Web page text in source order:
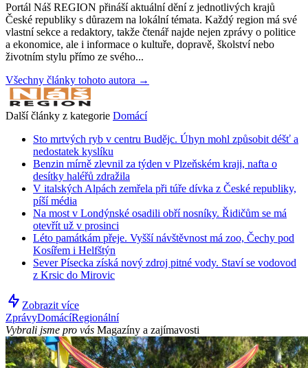
Portál Náš REGION přináší aktuální dění z jednotlivých krajů
České republiky s důrazem na lokální témata. Každý region má své
vlastní sekce a redaktory, takže čtenář najde nejen zprávy o politice
a ekonomice, ale i informace o kultuře, dopravě, školství nebo
životním stylu přímo ze svého...
Všechny články tohoto autora →
Další články z kategorie Domácí
Sto mrtvých ryb v centru Budějc. Úhyn mohl způsobit déšť a
nedostatek kyslíku
Benzin mírně zlevnil za týden v Plzeňském kraji, nafta o
desítky haléřů zdražila
V italských Alpách zemřela při túře dívka z České republiky,
píší média
Na most v Londýnské osadili obří nosníky. Řidičům se má
otevřít už v prosinci
Léto památkám přeje. Vyšší návštěvnost má zoo, Čechy pod
Kosířem i Helfštýn
Sever Písecka získá nový zdroj pitné vody. Staví se vodovod
z Krsic do Mirovic
Zobrazit více
ZprávyDomácíRegionální
Vybrali jsme pro vás Magazíny a zajímavosti